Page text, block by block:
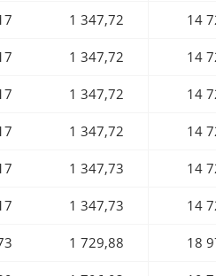
1 347,72 14
1 347,72 14
1 347,72 14
1 347,72 14
1 347,73 14
1 347,73 14
1 729,88 18